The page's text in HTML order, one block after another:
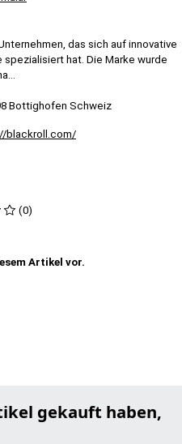
das sich auf innovative
hat. Die Marke wurde
Bottighofen Schweiz
blackroll.com/
(0)
Artikel vor.
gekauft haben,